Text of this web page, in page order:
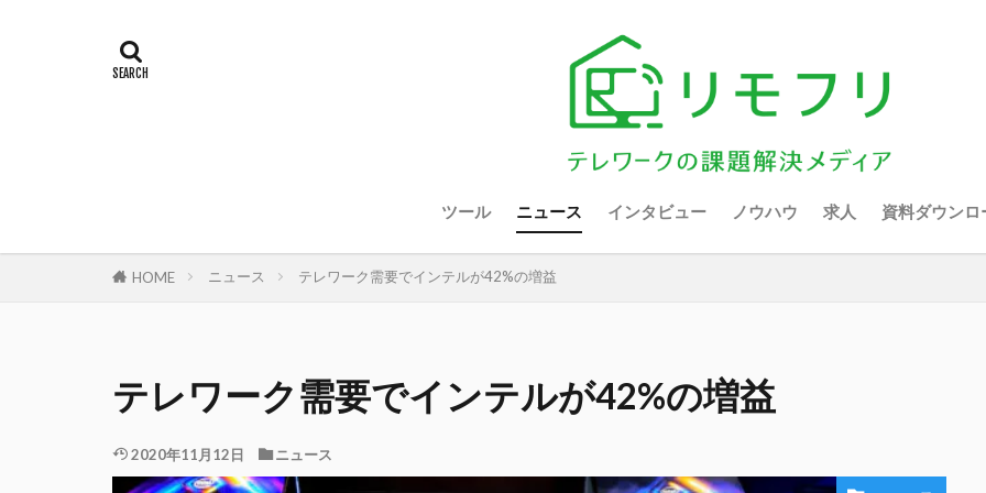
ツール ニュース インタビュー ノウハウ 求人 資料ダウンロ
HOME ニュース テレワーク需要でインテルが42%の増益
テレワーク需要でインテルが42%の増益
2020年11月12日 ニュース